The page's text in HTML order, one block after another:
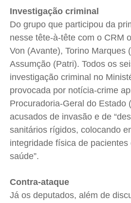
Investigação criminal
Do grupo que participou da
nesse tête-à-tête com o CRM
Von (Avante), Torino Marques
Assumção (Patri). Todos os
investigação criminal no
provocada por notícia-crime
Procuradoria-Geral do Estado
acusados de invasão e de
sanitários rígidos, colocando
integridade física de
saúde”.
Contra-ataque
Já os deputados, além de